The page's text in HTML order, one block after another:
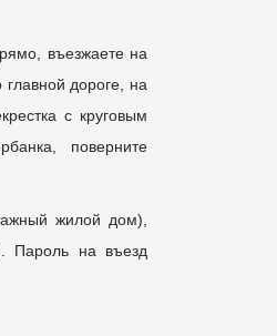
въезжаете на
дороге, на
с круговым
поверните
жилой дом),
Пароль на въезд